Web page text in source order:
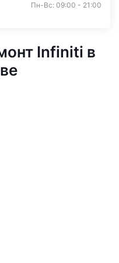
Пн-Вс: 09:00 - 21:00
Infiniti в